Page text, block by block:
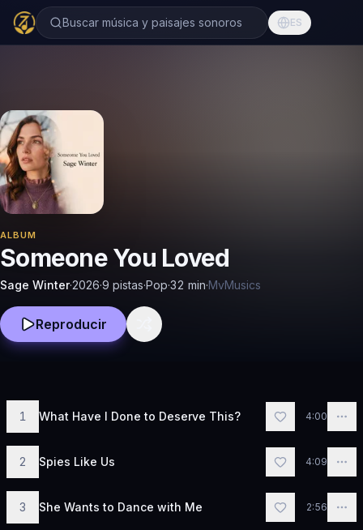
Buscar música y paisajes sonoros ES
ALBUM
Someone You Loved
Sage Winter·2026·9 pistas·Pop·32 min·MvMusics
Reproducir
1 What Have I Done to Deserve This? 4:00
2 Spies Like Us 4:09
3 She Wants to Dance with Me 2:56